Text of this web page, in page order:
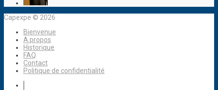
Capexpe © 2026
Bienvenue
A propos
Historique
FAQ
Contact
Politique de confidentialité